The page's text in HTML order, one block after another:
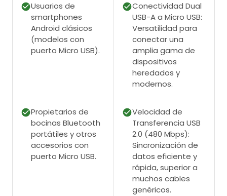
Usuarios de
smartphones
Android clásicos
(modelos con
puerto Micro USB).
Conectividad Dual
USB-A a Micro USB:
Versatilidad para
conectar una
amplia gama de
dispositivos
heredados y
modernos.
Propietarios de
bocinas Bluetooth
portátiles y otros
accesorios con
puerto Micro USB.
Velocidad de
Transferencia USB
2.0 (480 Mbps):
Sincronización de
datos eficiente y
rápida, superior a
muchos cables
genéricos.